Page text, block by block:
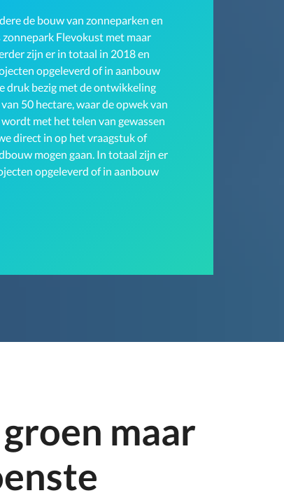
de bouw van zonneparken en
Flevokust met maar
zijn er in totaal in 2018 en
opgeleverd of in aanbouw
druk bezig met de ontwikkeling
50 hectare, waar de opwek van
met het telen van gewassen
direct in op het vraagstuk of
mogen gaan. In totaal zijn er
opgeleverd of in aanbouw
maar